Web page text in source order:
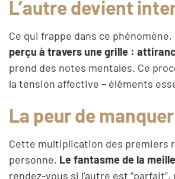
L’autre devient
Ce qui frappe dans ce
perçu à travers une grille :
prend des notes mentales. Ce
la tension affective – éléments
La peur de
Cette multiplication des premiers
personne. Le fantasme de la
rendez-vous si l’autre est